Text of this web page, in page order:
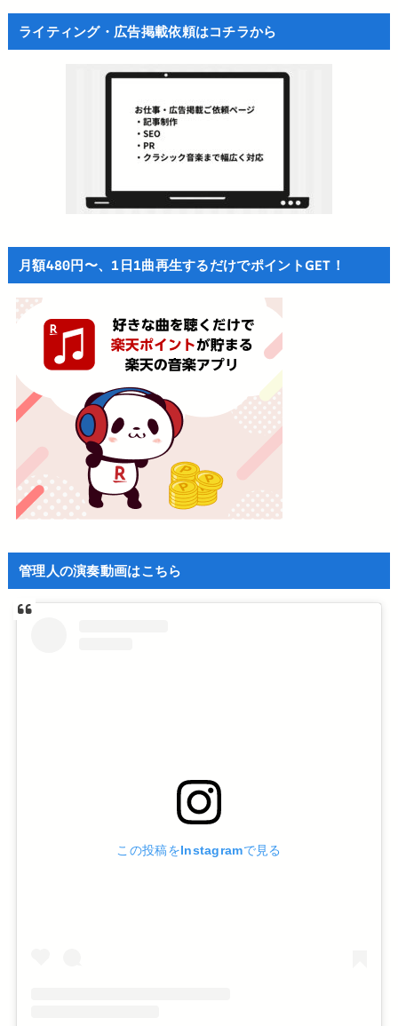
ライティング・広告掲載依頼はコチラから
月額480円〜、1日1曲再生するだけでポイントGET！
管理人の演奏動画はこちら
この投稿をInstagramで見る